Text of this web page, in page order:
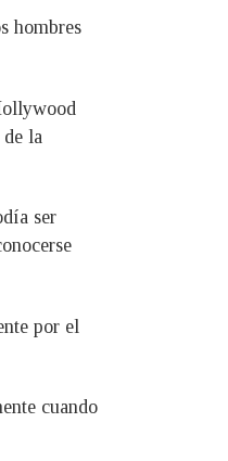
hombres
la
ser
por el
cuando